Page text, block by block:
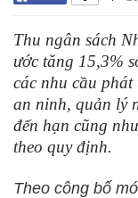
Thu ngân sách
ước tăng 15,3%
các nhu cầu
an ninh, quản lý
đến hạn cũng
theo quy định.
Theo công bố